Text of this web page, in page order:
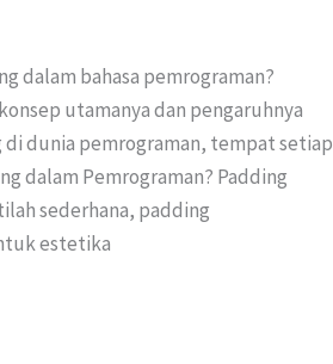
dalam bahasa pemrograman?
utamanya dan pengaruhnya
dunia pemrograman, tempat setiap
dalam Pemrograman? Padding
sederhana, padding
estetika